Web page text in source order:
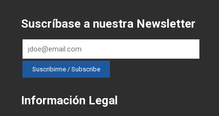
Suscríbase a nuestra Newsletter
Información Legal